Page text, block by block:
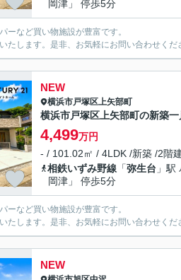
岡津」 停歩5分
ーなど買い物施設が豊富です。
たします。是非、お気軽にお問い合わせくだ
NEW
横浜市戸塚区上矢部町
横浜市戸塚区上矢部町の新築一
4,499万円
- / 101.02㎡ / 4LDK /新築 /2階
相鉄いずみ野線 「弥生台 」駅
岡津」 停歩5分
ーなど買い物施設が豊富です。
たします。是非、お気軽にお問い合わせくだ
NEW